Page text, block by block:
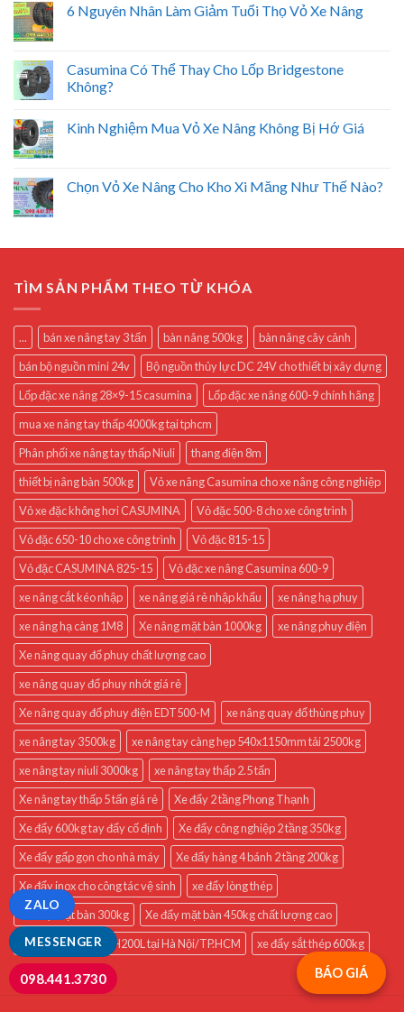
6 Nguyên Nhân Làm Giảm Tuổi Thọ Vỏ Xe Nâng
Casumina Có Thể Thay Cho Lốp Bridgestone
Không?
Kinh Nghiệm Mua Vỏ Xe Nâng Không Bị Hớ Giá
Chọn Vỏ Xe Nâng Cho Kho Xi Măng Như Thế Nào?
TÌM SẢN PHẨM THEO TỪ KHÓA
... bán xe nâng tay 3 tấn bàn nâng 500kg
bàn nâng cây cảnh
bán bộ nguồn mini 24v
Bộ nguồn thủy lực DC 24V cho thiết bị xây dựng
Lốp đặc xe nâng 28×9-15 casumina
Lốp đặc xe nâng 600-9 chính hãng
mua xe nâng tay thấp 4000kg tại tphcm
Phân phối xe nâng tay thấp Niuli
thang điện 8m
thiết bị nâng bàn 500kg
Vỏ xe nâng Casumina cho xe nâng công nghiệp
Vỏ xe đặc không hơi CASUMINA
Vỏ đặc 500-8 cho xe công trình
Vỏ đặc 650-10 cho xe công trình
Vỏ đặc 815-15
Vỏ đặc CASUMINA 825-15
Vỏ đặc xe nâng Casumina 600-9
xe nâng cắt kéo nhập
xe nâng giá rẻ nhập khẩu
xe nâng hạ phuy
xe nâng hạ càng 1M8
Xe nâng mặt bàn 1000kg
xe nâng phuy điện
Xe nâng quay đổ phuy chất lượng cao
xe nâng quay đổ phuy nhót giá rẻ
Xe nâng quay đổ phuy điện EDT500-M
xe nâng quay đổ thùng phuy
xe nâng tay 3500kg
xe nâng tay càng hẹp 540x1150mm tải 2500kg
xe nâng tay niuli 3000kg
xe nâng tay thấp 2.5 tấn
Xe nâng tay thấp 5 tấn giá rẻ
Xe đẩy 2 tầng Phong Thạnh
Xe đẩy 600kg tay đẩy cố định
Xe đẩy công nghiệp 2 tầng 350kg
Xe đẩy gấp gọn cho nhà máy
Xe đẩy hàng 4 bánh 2 tầng 200kg
Xe đẩy inox cho công tác vệ sinh
xe đẩy lòng thép
Xe đẩy mặt bàn 300kg
Xe đẩy mặt bàn 450kg chất lượng cao
Xe đẩy mặt bàn XTH200L tại Hà Nội/TP.HCM
xe đẩy sắt thép 600kg
BÁO GIÁ
MESSENGER
ZALO
098.441.3730